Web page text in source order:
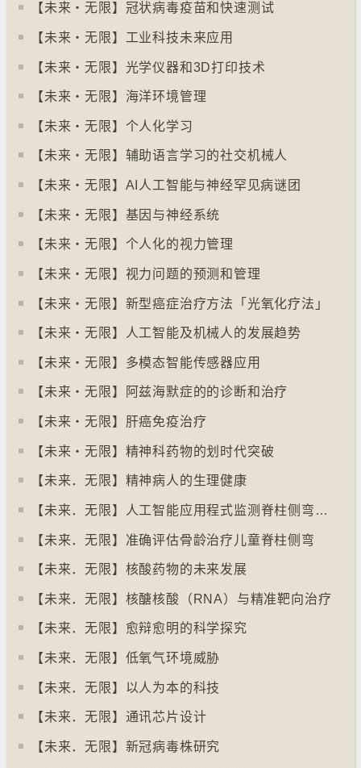
【未来‧无限】冠状病毒疫苗和快速测试
【未来‧无限】工业科技未来应用
【未来‧无限】光学仪器和3D打印技术
【未来‧无限】海洋环境管理
【未来‧无限】个人化学习
【未来‧无限】辅助语言学习的社交机械人
【未来‧无限】AI人工智能与神经罕见病谜团
【未来‧无限】基因与神经系统
【未来‧无限】个人化的视力管理
【未来‧无限】视力问题的预测和管理
【未来‧无限】新型癌症治疗方法「光氧化疗法」
【未来‧无限】人工智能及机械人的发展趋势
【未来‧无限】多模态智能传感器应用
【未来‧无限】阿兹海默症的的诊断和治疗
【未来‧无限】肝癌免疫治疗
【未来‧无限】精神科药物的划时代突破
【未来．无限】精神病人的生理健康
【未来．无限】人工智能应用程式监测脊柱侧弯病情
【未来．无限】准确评估骨龄治疗儿童脊柱侧弯
【未来．无限】核酸药物的未来发展
【未来．无限】核醣核酸（RNA）与精准靶向治疗
【未来．无限】愈辩愈明的科学探究
【未来．无限】低氧气环境威胁
【未来．无限】以人为本的科技
【未来．无限】通讯芯片设计
【未来．无限】新冠病毒株研究